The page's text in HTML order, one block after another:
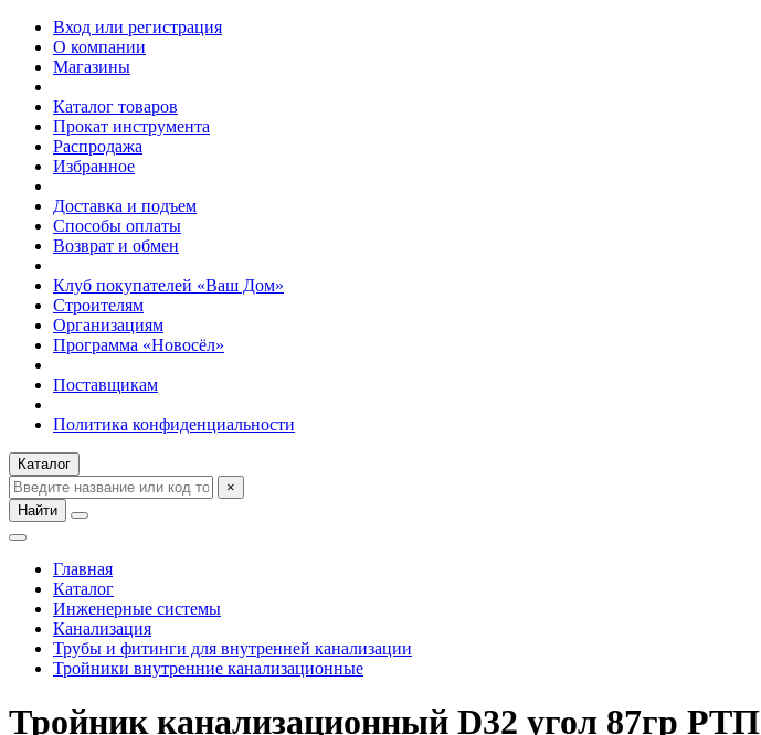
Вход или регистрация
О компании
Магазины
Каталог товаров
Прокат инструмента
Распродажа
Избранное
Доставка и подъем
Способы оплаты
Возврат и обмен
Клуб покупателей «Ваш Дом»
Строителям
Организациям
Программа «Новосёл»
Поставщикам
Политика конфиденциальности
Каталог
×
Найти
Главная
Каталог
Инженерные системы
Канализация
Трубы и фитинги для внутренней канализации
Тройники внутренние канализационные
Тройник канализационный D32 угол 87гр РТП